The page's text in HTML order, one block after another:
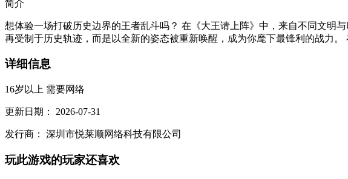
简介
想体验一场打破历史边界的王者乱斗吗？ 在《大王请上阵》中，来自不同文
再受制于历史轨迹，而是以全新的姿态被重新唤醒，成为你麾下最锋利的战力
详细信息
16岁以上 需要网络
更新日期： 2026-07-31
发行商： 深圳市悦莱顺网络科技有限公司
玩此游戏的玩家还喜欢